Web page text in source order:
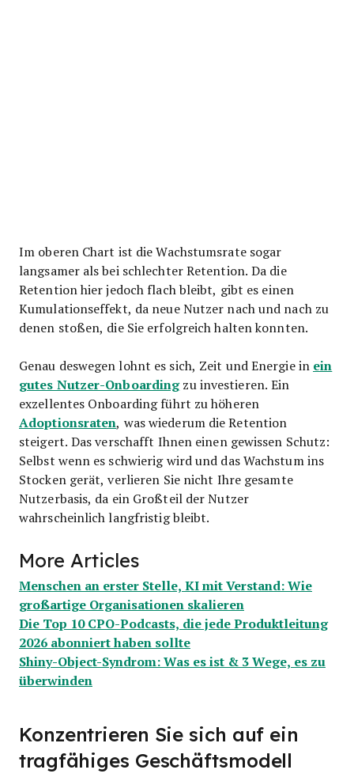
Im oberen Chart ist die Wachstumsrate sogar
langsamer als bei schlechter Retention. Da die
Retention hier jedoch flach bleibt, gibt es einen
Kumulationseffekt, da neue Nutzer nach und nach zu
denen stoßen, die Sie erfolgreich halten konnten.
Genau deswegen lohnt es sich, Zeit und Energie in ein
gutes Nutzer-Onboardingzu investieren. Ein
exzellentes Onboarding führt zu höheren
Adoptionsraten, was wiederum die Retention
steigert. Das verschafft Ihnen einen gewissen Schutz:
Selbst wenn es schwierig wird und das Wachstum ins
Stocken gerät, verlieren Sie nicht Ihre gesamte
Nutzerbasis, da ein Großteil der Nutzer
wahrscheinlich langfristig bleibt.
More Articles
Menschen an erster Stelle, KI mit Verstand: Wie
großartige Organisationen skalieren
Die Top 10 CPO-Podcasts, die jede Produktleitung
2026 abonniert haben sollte
Shiny-Object-Syndrom: Was es ist & 3 Wege, es zu
überwinden
Konzentrieren Sie sich auf ein
tragfähiges Geschäftsmodell